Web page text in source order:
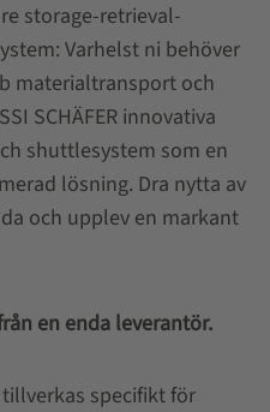
storage-retrieval-
Varhelst ni behöver
materialtransport och
SCHÄFER innovativa
shuttlesystem som en
lösning. Dra nytta av
och upplev en markant
en enda leverantör.
tillverkas specifikt för